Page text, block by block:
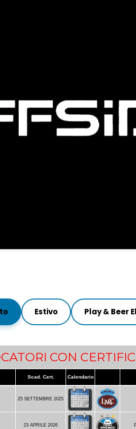
Estivo Play & Beer
CON
Scad. Cert. Calendario
25 SETTEMBRE 2025
23 APRILE 2026